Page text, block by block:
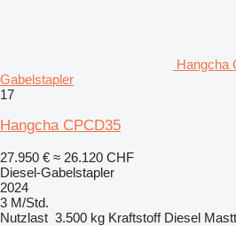
Hangcha
Gabelstapler
17
Hangcha CPCD35
27.950 € ≈ 26.120 CHF
Diesel-Gabelstapler
2024
3 M/Std.
Nutzlast 3.500 kg Kraftstoff Diesel